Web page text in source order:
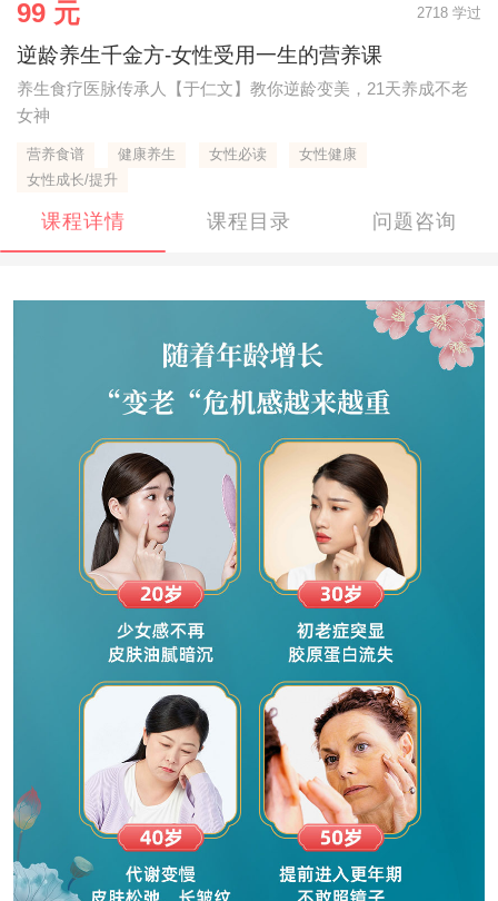
99 元 2718 学过
逆龄养生千金方-女性受用一生的营养课
养生食疗医脉传承人【于仁文】教你逆龄变美，21天养成不老
女神
营养食谱 健康养生 女性必读
女性健康
女性成长/提升
课程详情 课程目录 问题咨询